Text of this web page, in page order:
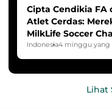
Cipta Cendikia FA
Atlet Cerdas:
MilkLife Soccer
HYDROPLUS
Indonesia4 minggu yang
Lihat